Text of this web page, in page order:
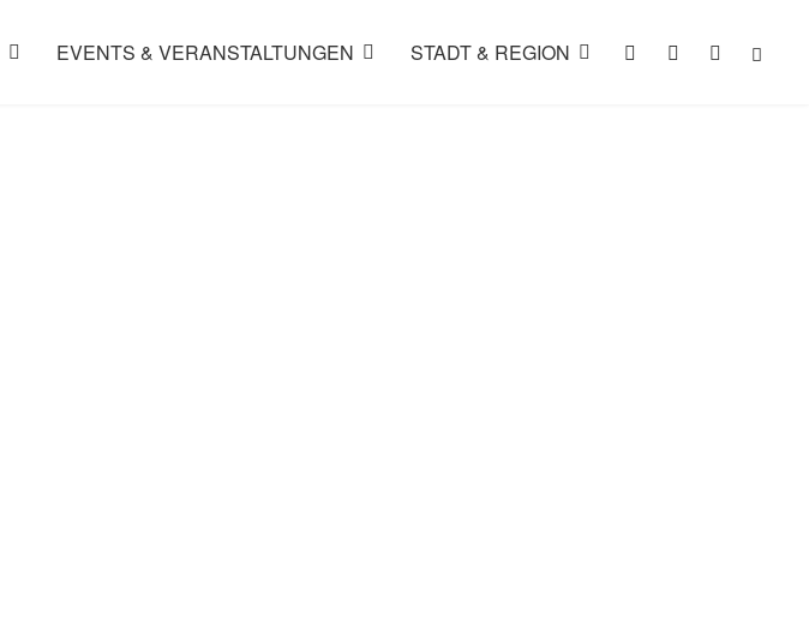
EVENTS & VERANSTALTUNGEN STADT & REGION